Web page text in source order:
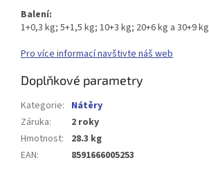
Balení:
1+0,3 kg; 5+1,5 kg; 10+3 kg; 20+6 kg a 30+9 kg
Pro více informací navštivte náš web
Doplňkové parametry
Kategorie: Nátěry
Záruka:
2 roky
Hmotnost:
28.3 kg
EAN: 8591666005253